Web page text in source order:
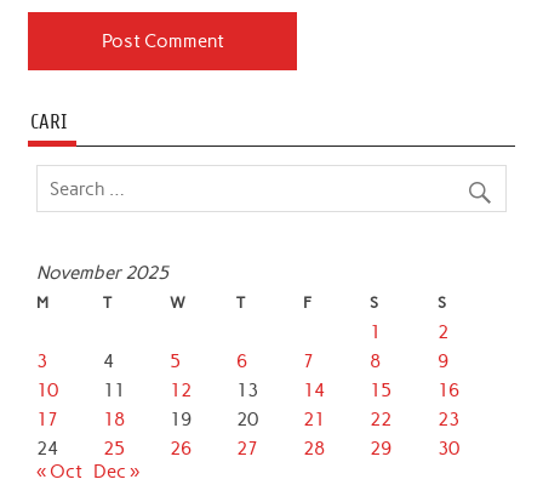
CARI
November 2025
M T W T F S S
1
2
3
4 5 6 7 8
9
10
11 12 13 14 15
16
17
18 19 20 21 22
23
24
25 26 27 28 29
30
« Oct Dec »